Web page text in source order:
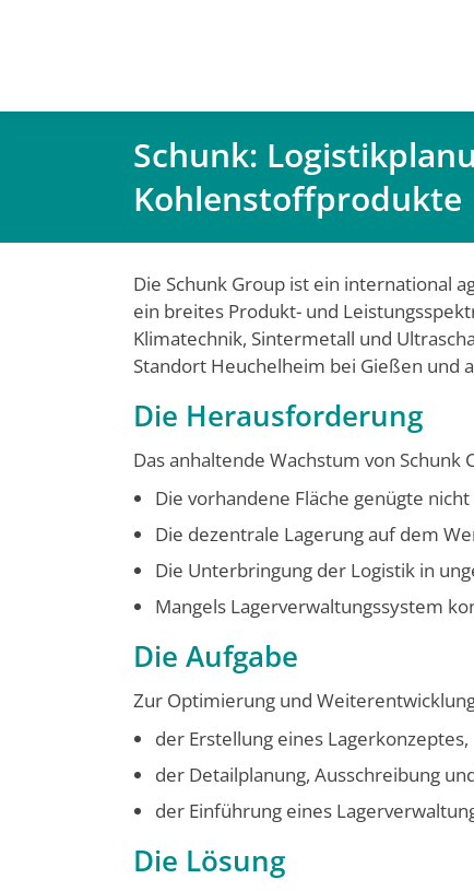
Schunk:
Kohlenstoffprodukte
Die Schunk Group ist ein international
ein breites Produkt- und
Klimatechnik, Sintermetall und
Standort Heuchelheim bei Gießen und
Die Herausforderung
Das anhaltende Wachstum von
Die vorhandene Fläche genügte
Die dezentrale Lagerung auf dem
Die Unterbringung der Logistik in
Mangels Lagerverwaltungssystem
Die Aufgabe
Zur Optimierung und
der Erstellung eines Lagerkonzeptes,
der Detailplanung, Ausschreibung
der Einführung eines
Die Lösung